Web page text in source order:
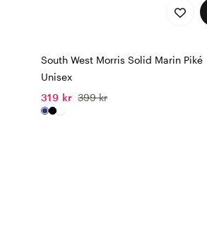
South West Morris Solid Marin Piké
Unisex
319 kr 399 kr